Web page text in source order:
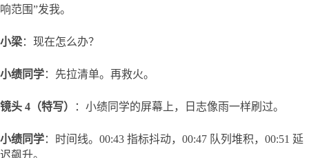
响范围”发我。
小梁：现在怎么办？
小绩同学：先拉清单。再救火。
镜头 4（特写） ：小绩同学的屏幕上，日志像雨一样刷过。
小绩同学：时间线。00:43 指标抖动，00:47 队列堆积，00:51 延
迟飙升。